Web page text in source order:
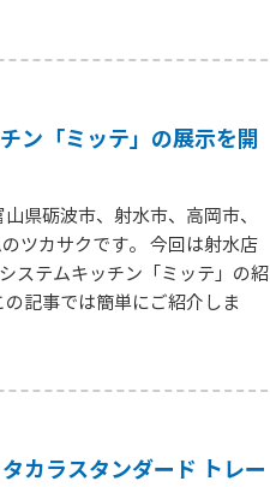
ン「ミッテ」の展示を開
県砺波市、射水市、高岡市、
ツカサクです。 今回は射水店
ステムキッチン「ミッテ」の紹
記事では簡単にご紹介しま
カラスタンダード トレー